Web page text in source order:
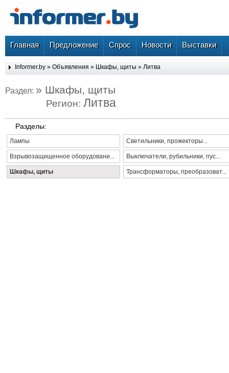
Главная Предложение Спрос Новости Выставки
Informer.by » Объявления » Шкафы, щиты » Литва
Раздел: » Шкафы, щиты
Регион: Литва
Разделы:
Лампы Светильники, прожекторы...
Взрывозащищенное оборудовани... Выключатели, рубильники, пус...
Шкафы, щиты Трансформаторы, преобразоват...